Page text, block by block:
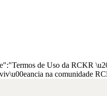
de Uso da RCKR
na comunidade